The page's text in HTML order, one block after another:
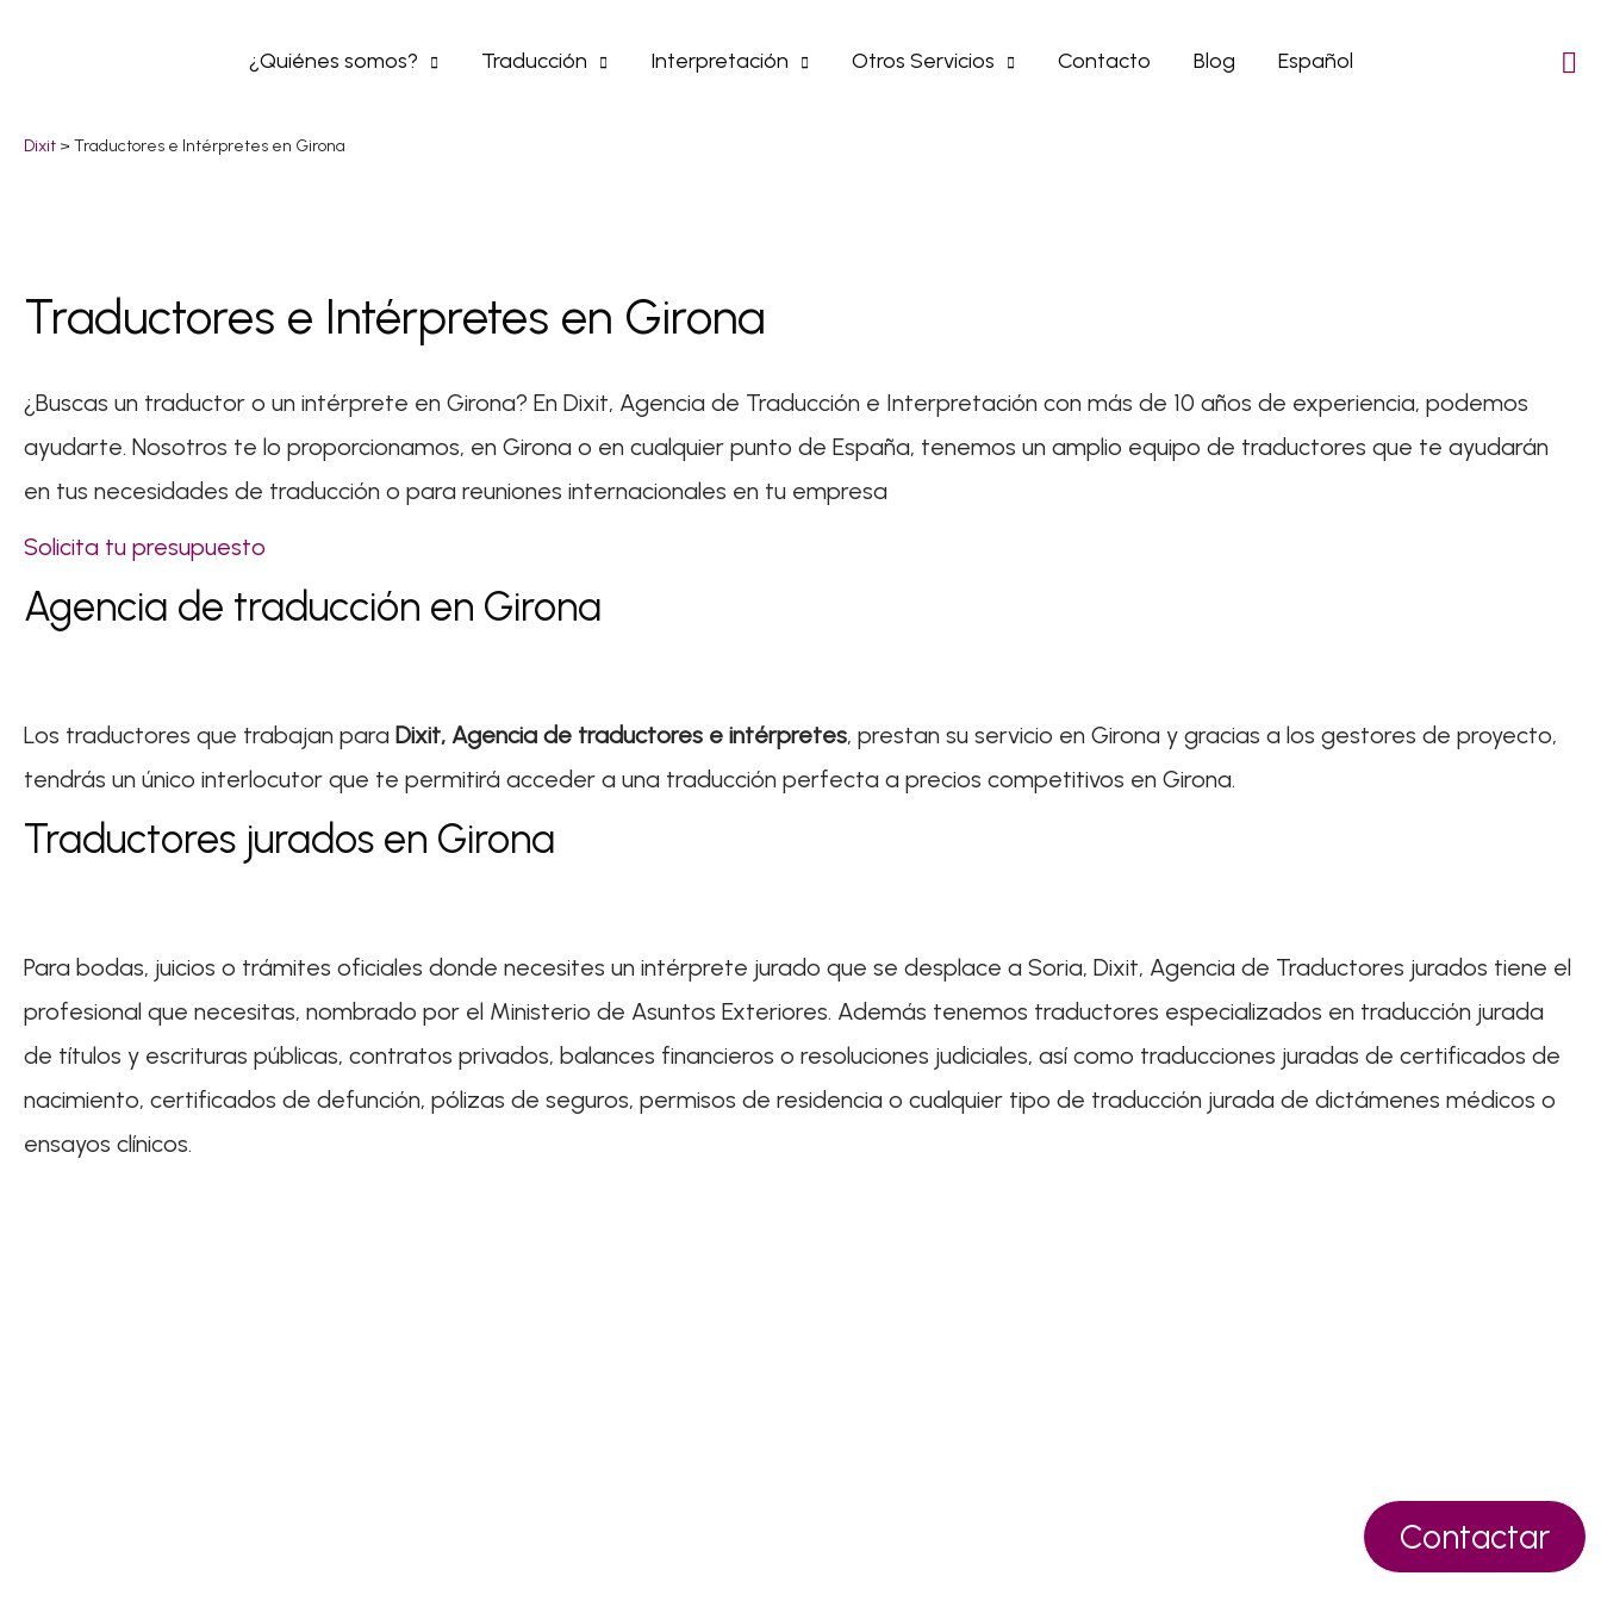
¿Quiénes somos? Traducción Interpretación Otros Servicios Contacto Blog Español
Dixit > Traductores e Intérpretes en Girona
Contactar
Traductores e Intérpretes en Girona
¿Buscas un traductor o un intérprete en Girona? En Dixit, Agencia de Traducción e Interpretación con más de 10 años de experiencia, podemos
ayudarte. Nosotros te lo proporcionamos, en Girona o en cualquier punto de España, tenemos un amplio equipo de traductores que te ayudarán
en tus necesidades de traducción o para reuniones internacionales en tu empresa
Solicita tu presupuesto
Agencia de traducción en Girona
Los traductores que trabajan para Dixit, Agencia de traductores e intérpretes, prestan su servicio en Girona y gracias a los gestores de proyecto,
tendrás un único interlocutor que te permitirá acceder a una traducción perfecta a precios competitivos en Girona.
Traductores jurados en Girona
Para bodas, juicios o trámites oficiales donde necesites un intérprete jurado que se desplace a Soria, Dixit, Agencia de Traductores jurados tiene el
profesional que necesitas, nombrado por el Ministerio de Asuntos Exteriores. Además tenemos traductores especializados en traducción jurada
de títulos y escrituras públicas, contratos privados, balances financieros o resoluciones judiciales, así como traducciones juradas de certificados de
nacimiento, certificados de defunción, pólizas de seguros, permisos de residencia o cualquier tipo de traducción jurada de dictámenes médicos o
ensayos clínicos.